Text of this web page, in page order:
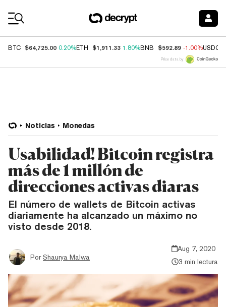
BTC $64,725.00 0.20%ETH $1,911.33 1.80%BNB $592.89 -1.00%USDC
Price data by
Noticias Monedas
Usabilidad! Bitcoin registra
más de 1 millón de
direcciones activas diaras
El número de wallets de Bitcoin activas
diariamente ha alcanzado un máximo no
visto desde 2018.
Por Shaurya Malwa
Aug 7, 2020
3 min lectura